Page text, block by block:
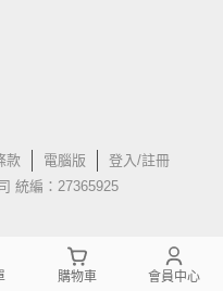
款 電腦版
登入/註冊
統編：27365925
購物車 會員中心